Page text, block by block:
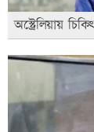
অস্ট্রেলিয়ায়